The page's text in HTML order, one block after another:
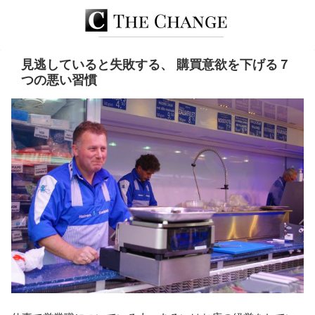
見逃していると失敗する、 購買意欲を下げる７
つの悪い習慣